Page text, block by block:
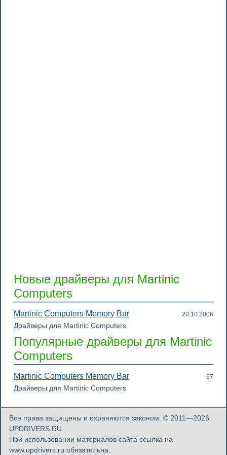
Новые драйверы для Martinic
Computers
Martinic Computers Memory Bar 20.10.2006
Драйверы для Martinic Computers
Популярные драйверы для Martinic
Computers
Martinic Computers Memory Bar 67
Драйверы для Martinic Computers
Все права защищены и охраняются законом. © 2011—2026
UPDRIVERS.RU
При использовании материалов сайта ссылка на
www.updrivers.ru обязательна.